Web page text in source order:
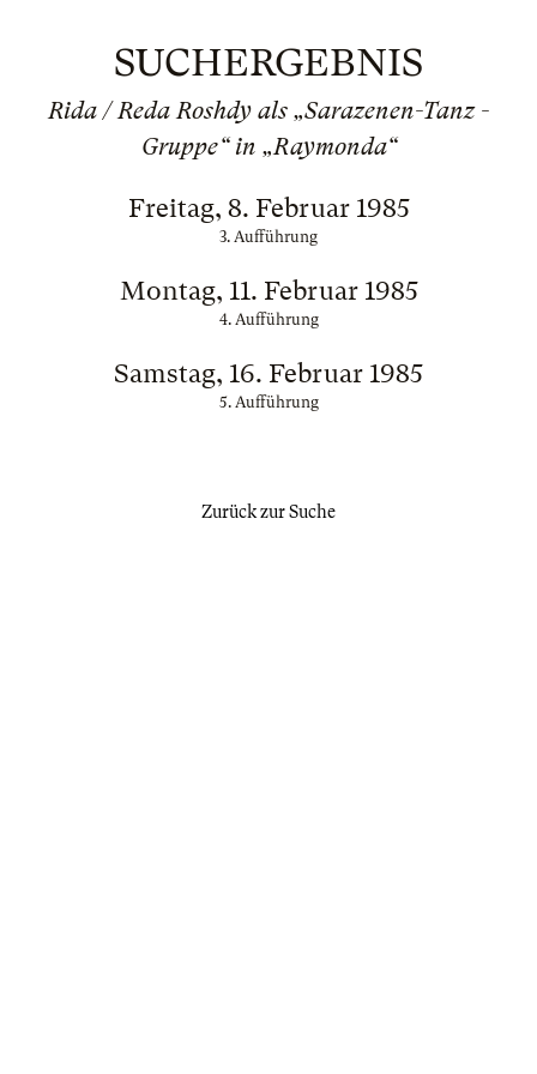
SUCHERGEBNIS
Rida / Reda Roshdy als „Sarazenen-Tanz -
Gruppe“ in „Raymonda“
Freitag, 8. Februar 1985
3. Aufführung
Montag, 11. Februar 1985
4. Aufführung
Samstag, 16. Februar 1985
5. Aufführung
Zurück zur Suche